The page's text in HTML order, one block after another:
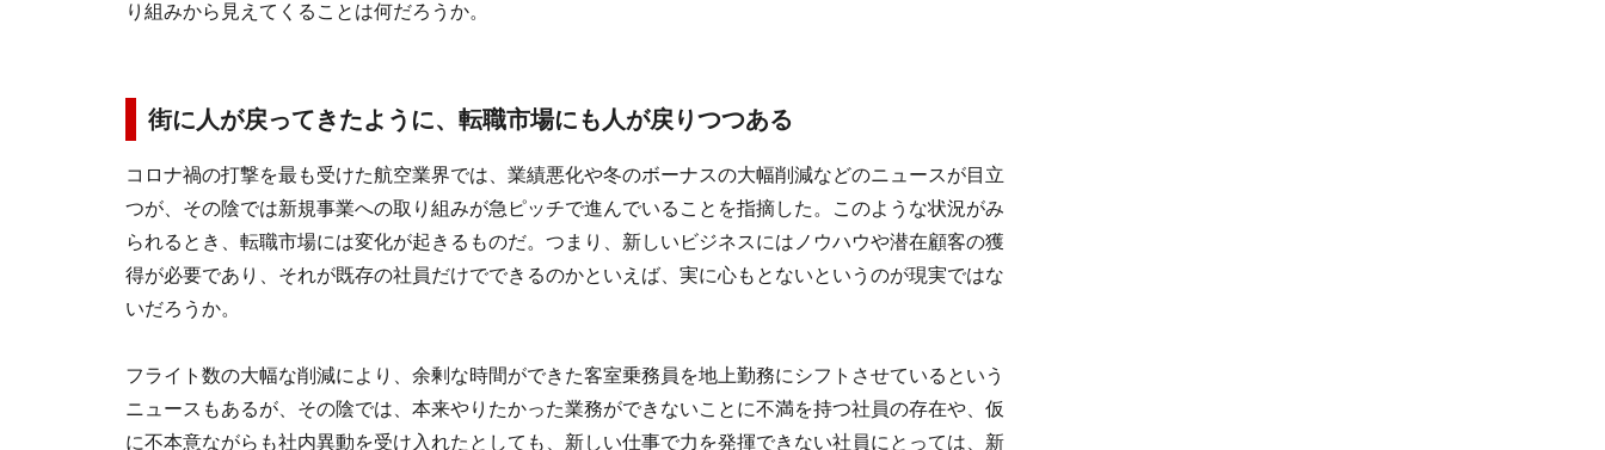
り組みから見えてくることは何だろうか。
街に人が戻ってきたように、転職市場にも人が戻りつつある
コロナ禍の打撃を最も受けた航空業界では、業績悪化や冬のボーナスの大幅削減などのニュースが目立
つが、その陰では新規事業への取り組みが急ピッチで進んでいることを指摘した。このような状況がみ
られるとき、転職市場には変化が起きるものだ。つまり、新しいビジネスにはノウハウや潜在顧客の獲
得が必要であり、それが既存の社員だけでできるのかといえば、実に心もとないというのが現実ではな
いだろうか。
フライト数の大幅な削減により、余剰な時間ができた客室乗務員を地上勤務にシフトさせているという
ニュースもあるが、その陰では、本来やりたかった業務ができないことに不満を持つ社員の存在や、仮
に不本意ながらも社内異動を受け入れたとしても、新しい仕事で力を発揮できない社員にとっては、新